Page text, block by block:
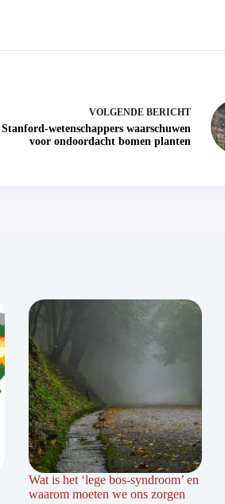
VOLGENDE BERICHT
Stanford-wetenschappers waarschuwen
voor ondoordacht bomen planten
Wat is het ‘lege bos-syndroom’ en
waarom moeten we ons zorgen